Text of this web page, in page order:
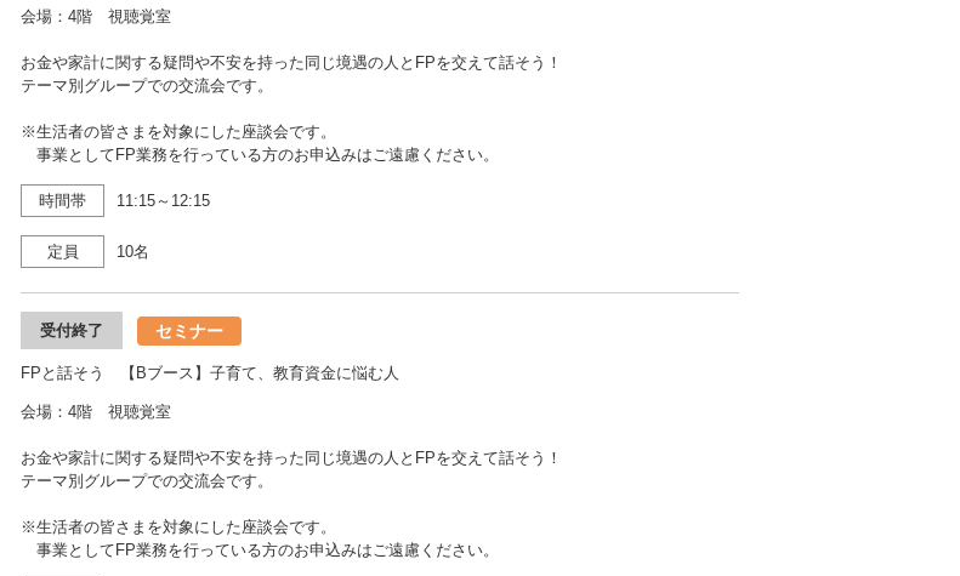
会場：4階 視聴覚室
お金や家計に関する疑問や不安を持った同じ境遇の人とFPを交えて話そう！
テーマ別グループでの交流会です。
※生活者の皆さまを対象にした座談会です。
事業としてFP業務を行っている方のお申込みはご遠慮ください。
時間帯 11:15～12:15
定員 10名
受付終了 セミナー
FPと話そう 【Bブース】子育て、教育資金に悩む人
会場：4階 視聴覚室
お金や家計に関する疑問や不安を持った同じ境遇の人とFPを交えて話そう！
テーマ別グループでの交流会です。
※生活者の皆さまを対象にした座談会です。
事業としてFP業務を行っている方のお申込みはご遠慮ください。